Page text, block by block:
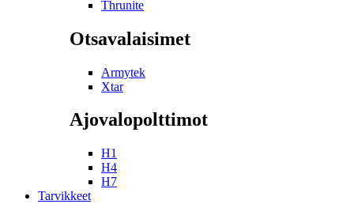
Thrunite
Otsavalaisimet
Armytek
Xtar
Ajovalopolttimot
H1
H4
H7
Tarvikkeet